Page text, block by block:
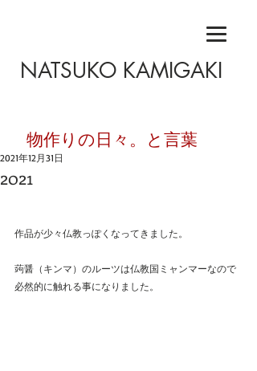
NATSUKO KAMIGAKI
​物作りの日々。と言葉
2021
2021年12月31日
作品が少々仏教っぽくなってきました。
蒟醤（キンマ）のルーツは仏教国ミャンマーなので
必然的に触れる事になりました。